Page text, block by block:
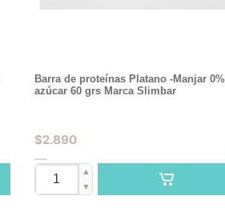
Barra de proteínas Platano -Manjar 0%
azúcar 60 grs Marca Slimbar
$2.890
▲
▼